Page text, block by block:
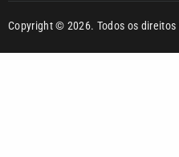
Copyright © 2026. Todos os direitos